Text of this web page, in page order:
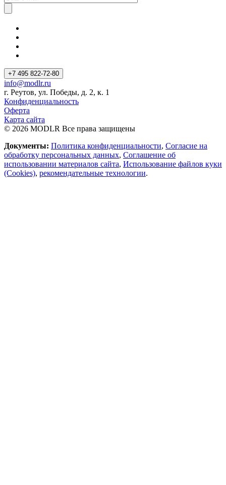
+7 495 822-72-80
info@modlr.ru
г. Реутов, ул. Победы, д. 2, к. 1
Конфиденциальность
Оферта
Карта сайта
© 2026 MODLR Все права защищены
Документы: Политика конфиденциальности, Согласие на
обработку персональных данных, Соглашение об
использовании материалов сайта, Использование файлов куки
(Cookies), рекомендательные технологии.